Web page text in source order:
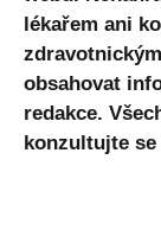
lékařem ani
obsahovat
redakce.
konzultujte